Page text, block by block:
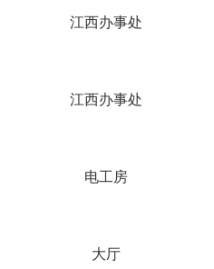
江西办事处
江西办事处
电工房
大厅